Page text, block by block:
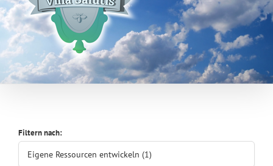
Filtern nach:
Eigene Ressourcen entwickeln (1)